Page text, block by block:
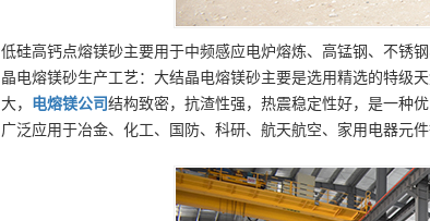
低硅高钙点熔镁砂主要用于中频感应电炉熔炼、高锰钢、不锈钢
晶电熔镁砂生产工艺：大结晶电熔镁砂主要是选用精选的特级
大， 电熔镁公司 结构致密，抗渣性强，热震稳定性好，是一种
广泛应用于冶金、化工、国防、科研、航天航空、家用电器元件